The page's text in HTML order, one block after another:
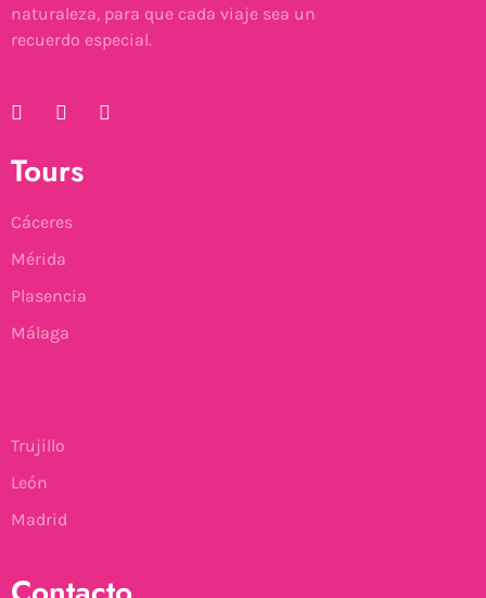
naturaleza, para que cada viaje sea un
recuerdo especial.
Tours
Cáceres
Mérida
Plasencia
Málaga
Trujillo
León
Madrid